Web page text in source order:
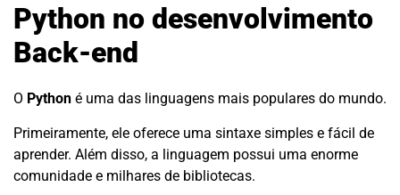
Python no desenvolvimento
Back-end
O Python é uma das linguagens mais populares do mundo.
Primeiramente, ele oferece uma sintaxe simples e fácil de
aprender. Além disso, a linguagem possui uma enorme
comunidade e milhares de bibliotecas.